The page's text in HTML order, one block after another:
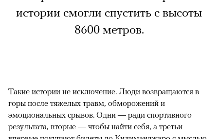
истории смогли спустить с высоты
8600 метров.
Такие истории не исключение. Люди возвращаются в
горы после тяжелых травм, обморожений и
эмоциональных срывов. Одни — ради спортивного
результата, вторые — чтобы найти себя, а третьи